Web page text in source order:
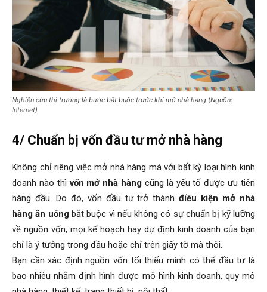
Nghiên cứu thị trường là bước bắt buộc trước khi mở nhà hàng (Nguồn:
Internet)
4/ Chuẩn bị vốn đầu tư mở nhà hàng
Không chỉ riêng việc mở nhà hàng mà với bất kỳ loại hình kinh
doanh nào thìvốn mở nhà hàng cũng là yếu tố được ưu tiên
hàng đầu. Do đó, vốn đầu tư trở thànhđiều kiện mở nhà
hàng ăn uốngbắt buộc vì nếu không có sự chuẩn bị kỹ lưỡng
về nguồn vốn, mọi kế hoạch hay dự định kinh doanh của bạn
chỉ là ý tưởng trong đầu hoặc chỉ trên giấy tờ mà thôi.
Bạn cần xác định nguồn vốn tối thiểu mình có thể đầu tư là
bao nhiêu nhằm định hình được mô hình kinh doanh, quy mô